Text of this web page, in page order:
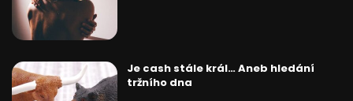
Je cash stále král… Aneb hledání
tržního dna